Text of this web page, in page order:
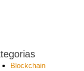
Blockchain